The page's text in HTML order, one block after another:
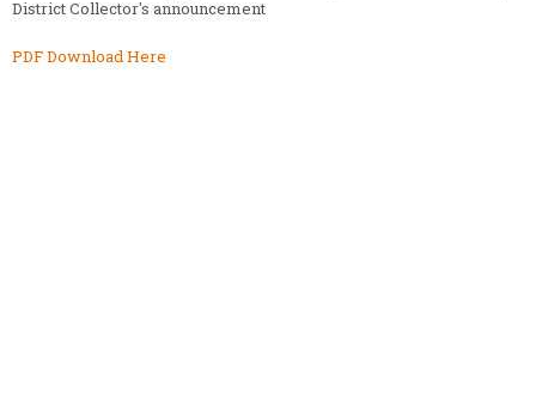
District Collector's announcement
PDF Download Here